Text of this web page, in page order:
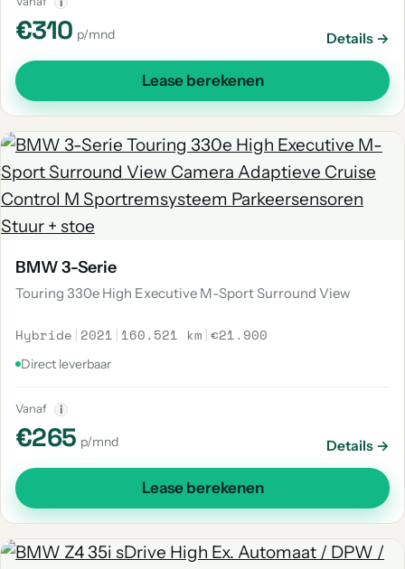
€310 p/mnd Details →
Lease berekenen
BMW 3-Serie
Touring 330e High Executive M-Sport Surround View
Hybride | 2021 | 160.521 km |€21.900
Direct leverbaar
Vanaf i
€265 p/mnd Details →
Lease berekenen